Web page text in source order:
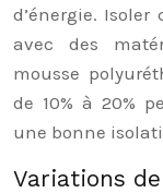
d’énergie.
avec des
mousse
de 10% à 20%
une bonne
Variations